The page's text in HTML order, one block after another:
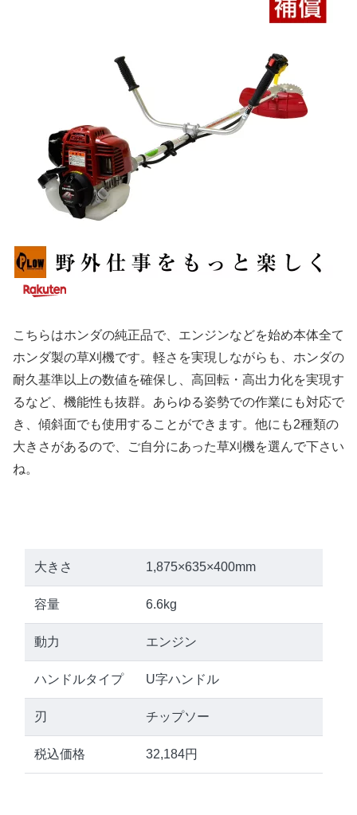
こちらはホンダの純正品で、エンジンなどを始め本体全て
ホンダ製の草刈機です。軽さを実現しながらも、ホンダの
耐久基準以上の数値を確保し、高回転・高出力化を実現す
るなど、機能性も抜群。あらゆる姿勢での作業にも対応で
き、傾斜面でも使用することができます。他にも2種類の
大きさがあるので、ご自分にあった草刈機を選んで下さい
ね。
大きさ 1,875×635×400mm
容量 6.6kg
動力 エンジン
ハンドルタイプ U字ハンドル
刃 チップソー
税込価格 32,184円